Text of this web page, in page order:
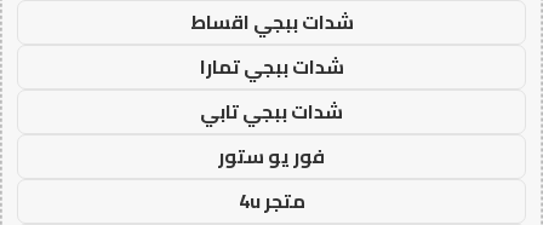
شدات ببجي اقساط
شدات ببجي تمارا
شدات ببجي تابي
فور يو ستور
متجر 4u